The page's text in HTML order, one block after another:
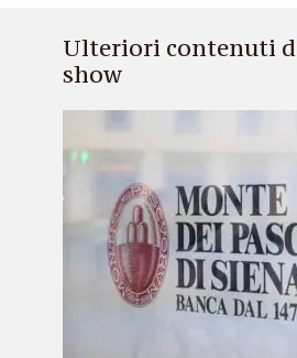
Ulteriori contenuti
show